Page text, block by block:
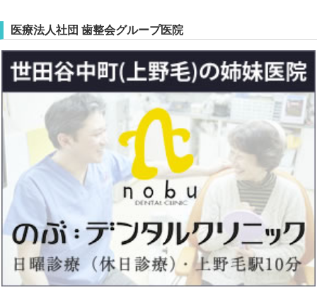
医療法人社団 歯整会グループ医院